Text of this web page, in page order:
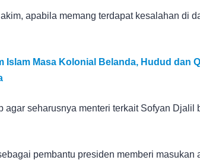
apabila memang terdapat kesalahan di
Islam Masa Kolonial Belanda, Hudud dan
agar seharusnya menteri terkait Sofyan Djalil
pembantu presiden memberi masukan